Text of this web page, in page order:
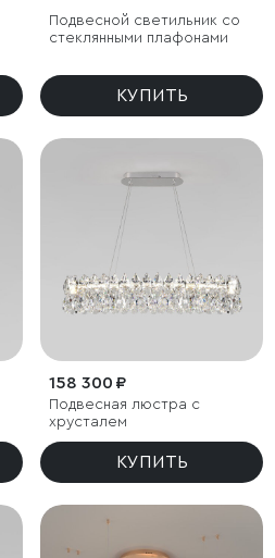
Подвесной светильник со
стеклянными плафонами
КУПИТЬ
158 300 ₽
Подвесная люстра с
хрусталем
КУПИТЬ